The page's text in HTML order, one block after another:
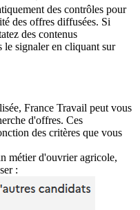
des contrôles pour
des offres diffusées. Si
des contenus
le signaler en cliquant sur
France Travail peut vous
d'offres. Ces
des critères que vous
métier d'ouvrier agricole,
: